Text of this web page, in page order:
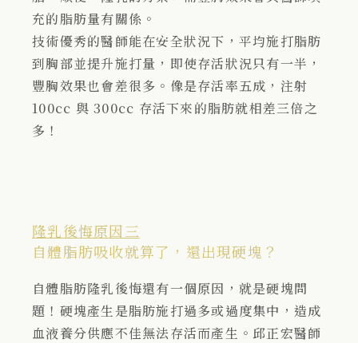
充的脂肪量有關係。
技術優秀的醫師能在安全狀況下，平均施打脂肪
到胸部並提升施打量，即使存活狀況只有一半，
豐胸效果也會差很多。像是存活率五成，注射
100cc 與 300cc 存活下來的脂肪就相差三倍之
多！
隆乳後悔原因三
自體脂肪吸收就算了，還出現硬塊？
自體脂肪隆乳後悔還有一個原因，就是硬塊問
題！硬塊產生是脂肪施打過多或過度集中，造成
血液養分供應不佳無法存活而產生。邱正宏醫師